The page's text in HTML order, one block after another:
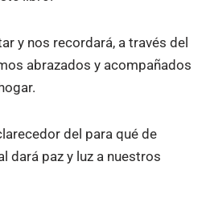
y nos recordará, a través del
abrazados y acompañados
del para qué de
dará paz y luz a nuestros